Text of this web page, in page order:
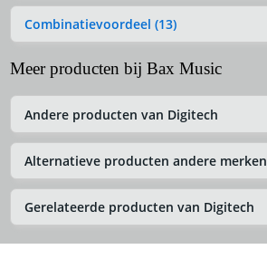
Combinatievoordeel (13)
Meer producten bij Bax Music
Andere producten van Digitech
Alternatieve producten andere merken
Gerelateerde producten van Digitech